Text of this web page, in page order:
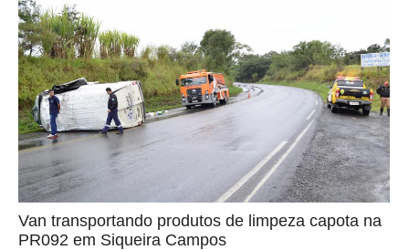
Van transportando produtos de limpeza capota na
PR092 em Siqueira Campos